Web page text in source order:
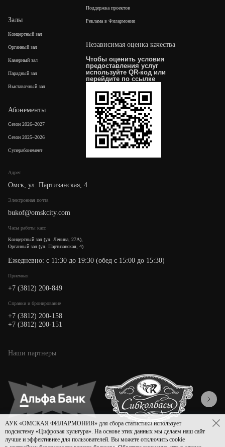
Адрес
Омск, ул. Партизанская, 4
Электронная почта
bukof@omskcity.com
Часы работы касс
Концертный зал (ул. Ленина, 27А),
Органный зал (ул. Партизанская, 4)
Ежедневно: с 11:30 до 19:30 (обед с 15:00 до 15:30)
Приемная
+7 (3812) 200-849
Cправки и бронирование
+7 (3812) 200-158
+7 (3812) 200-151
Залы
Концертный зал
Органный зал
Камерный зал
Парадный зал
Выставочный зал
Абонементы
Сезон 2026–2027
Сезон 2025–2026
Суперабонемент
Поддержка проектов
Реклама в Филармонии
Независимая оценка качества
Чтобы оценить условия
предоставления услуг
используйте QR-код или
перейдите по ссылке
Наши партнеры
АУК «ОМСКАЯ ФИЛАРМОНИЯ» для сбора статистики использует
подсистему «Цифровая культура». На основе этих данных мы делаем наш сайт
лучше и эффективнее для пользователей. Вы можете отключить cookie